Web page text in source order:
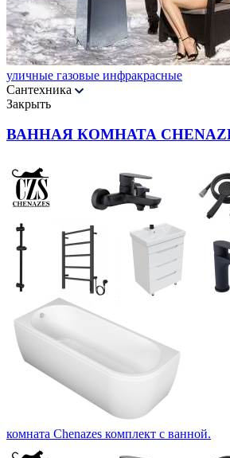
уличные газовые инфракрасные
Сантехника
Закрыть
ВАННАЯ КОМНАТА
комната Chenazes комплект с ванной.